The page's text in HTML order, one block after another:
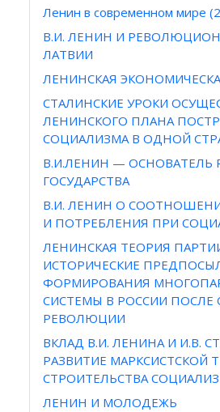
Ленин в современном мире
В.И. ЛЕНИН И
ЛАТВИИ
ЛЕНИНСКАЯ
СТАЛИНСКИЕ УРОКИ
ЛЕНИНСКОГО ПЛАНА
СОЦИАЛИЗМА В ОДНОЙ
В.И.ЛЕНИН — ОСНОВАТЕЛЬ
ГОСУДАРСТВА
В.И. ЛЕНИН О
И ПОТРЕБЛЕНИЯ ПРИ
ЛЕНИНСКАЯ ТЕОРИЯ
ИСТОРИЧЕСКИЕ
ФОРМИРОВАНИЯ
СИСТЕМЫ В РОССИИ ПОСЛЕ
РЕВОЛЮЦИИ
ВКЛАД В.И. ЛЕНИНА И И.В.
РАЗВИТИЕ МАРКСИСТСКОЙ
СТРОИТЕЛЬСТВА
ЛЕНИН И МОЛОДЕЖЬ